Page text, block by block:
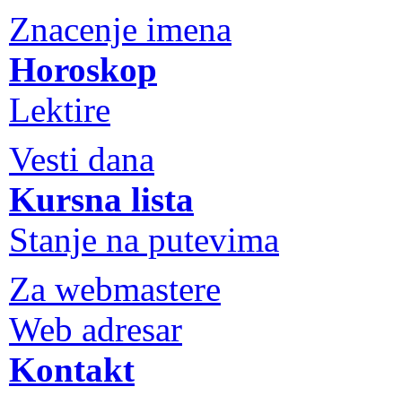
Znacenje imena
Horoskop
Lektire
Vesti dana
Kursna lista
Stanje na putevima
Za webmastere
Web adresar
Kontakt